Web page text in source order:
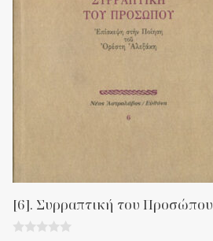
[6]. Συρραπτική του Προσώπου